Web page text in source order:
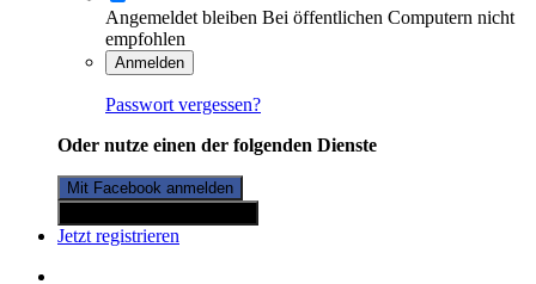
Angemeldet bleiben Bei öffentlichen Computern nicht
empfohlen
Anmelden
Passwort vergessen?
Oder nutze einen der folgenden Dienste
Mit Facebook anmelden
Jetzt registrieren